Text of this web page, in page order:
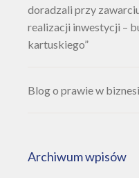
doradzali przy
realizacji inwestycji –
kartuskiego”
Blog o prawie w
Archiwum wpisów